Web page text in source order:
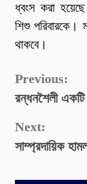
ধ্বংস করা
শিশু পরিবারকে।
থাকবে।
Continue
Reading
Previous:
রন্ধনশৈলী একটি
Next:
সাম্প্রদায়িক